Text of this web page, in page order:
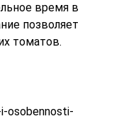
время в
позволяет
томатов.
osobennosti-